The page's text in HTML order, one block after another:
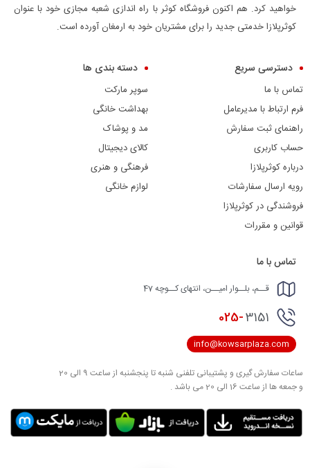
خواهید کرد. هم اکنون فروشگاه کوثر با راه اندازی شعبه مجازی خود با عنوان
کوثرپلازا خدمتی جدید را برای مشتریان خود به ارمغان آورده است.
دسترسی سریع
تماس با ما
فرم ارتباط با مدیرعامل
راهنمای ثبت سفارش
حساب کاربری
درباره کوثرپلازا
رویه ارسال سفارشات
فروشندگی در کوثرپلازا
قوانین و مقررات
دسته بندی ها
سوپر مارکت
بهداشت خانگی
مد و پوشاک
کالای دیجیتال
فرهنگی و هنری
لوازم خانگی
تماس با ما
قــم، بلــوار امیــن، انتهای کــوچه 47
025-3151
info@kowsarplaza.com
ساعات سفارش گیری و پشتیبانی تلفنی شنبه تا پنجشنبه از ساعت 9 الی 20
و جمعه ها از ساعت 16 الی 20 می باشد .